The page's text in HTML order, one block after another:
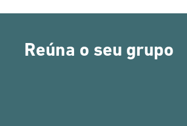
Reúna o seu grupo